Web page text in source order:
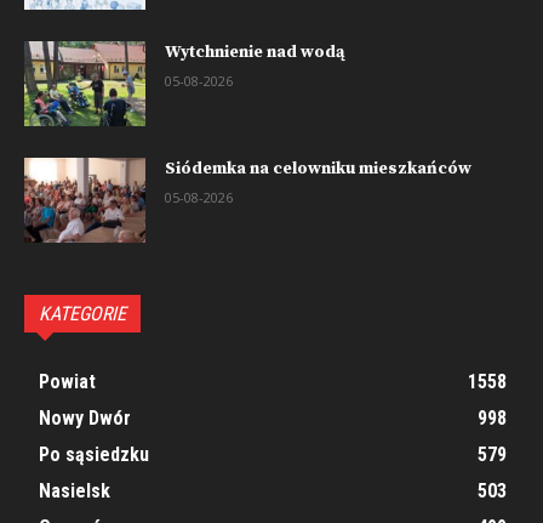
Wytchnienie nad wodą
05-08-2026
Siódemka na celowniku mieszkańców
05-08-2026
KATEGORIE
Powiat
1558
Nowy Dwór
998
Po sąsiedzku
579
Nasielsk
503